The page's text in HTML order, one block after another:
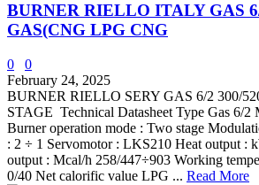
BURNER RIELLO ITALY GAS
GAS(CNG LPG CNG
0
0
February 24, 2025
BURNER RIELLO SERY GAS 6/2 300/
STAGE Technical Datasheet Type Gas 6/
Burner operation mode : Two stage
: 2 ÷ 1 Servomotor : LKS210 Heat output :
output : Mcal/h 258/447÷903 Working
0/40 Net calorific value LPG ... Read More